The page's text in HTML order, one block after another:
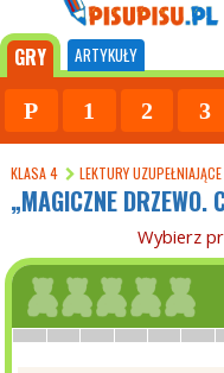
GRY ARTYKUŁY
P 1 2 3
KLASA 4 LEKTURY UZUPEŁNIAJĄCE
„MAGICZNE DRZEWO.
Wybierz